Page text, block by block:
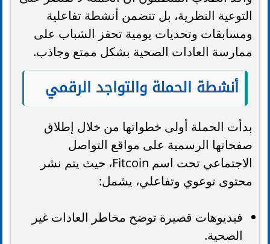
التوعية النظرية، بل تتضمن أنشطة تفاعلية
ومسابقات وتحديات يومية تحفز الشباب على
ممارسة العادات الصحية بشكل ممتع وجاذب.
أنشطة الحملة والتواجد الرقمي
بدأت الحملة أولى خطواتها من خلال إطلاق
صفحاتها الرسمية على مواقع التواصل
الاجتماعي تحت اسم Fitcoin، حيث يتم نشر
محتوى توعوي وتفاعلي، يشمل:
فيديوهات قصيرة توضح مخاطر العادات غير
الصحية.